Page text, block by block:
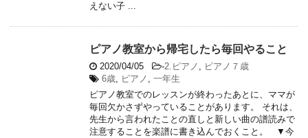
えない子 ...
ピアノ教室から帰宅したら毎回やること
2020/04/05 -2.ピアノ , ピアノ７歳
6歳, ピアノ , 一年生
ピアノ教室でのレッスンが終わったあとに、ママが
毎回欠かさずやっていることがあります。 それは、
先生から言われたことの直しと新しい曲の譜読みで
注意することを楽譜に書き込んでおくこと。 ▼今